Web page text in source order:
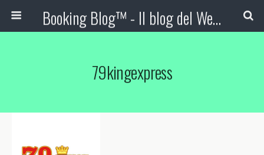
Booking Blog™ - Il blog del Web Marketing Turistico
79kingexpress